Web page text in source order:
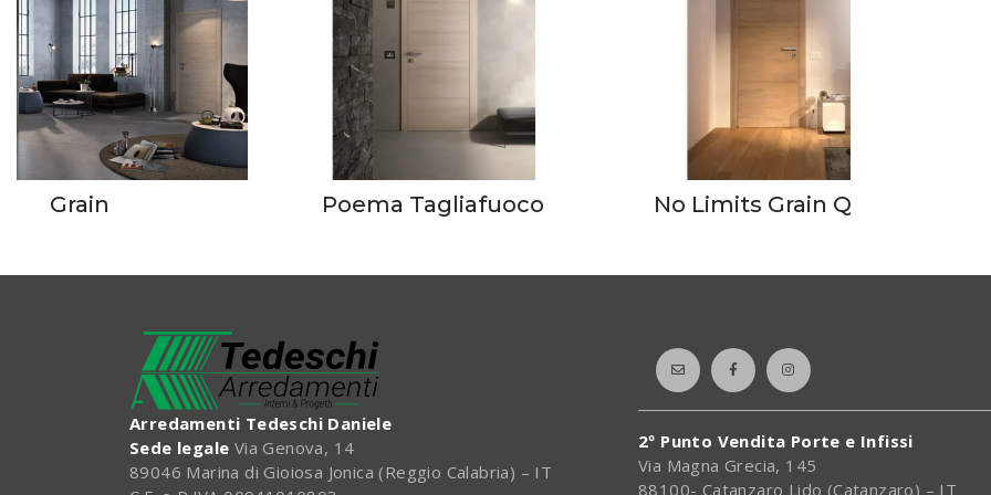
Grain Poema Tagliafuoco No Limits Grain Quercia
Arredamenti Tedeschi Daniele
Sede legale Via Genova, 14
89046 Marina di Gioiosa Jonica (Reggio Calabria) – IT
2º Punto Vendita Porte e Infissi
Via Magna Grecia, 145
88100- Catanzaro Lido (Catanzaro) – IT